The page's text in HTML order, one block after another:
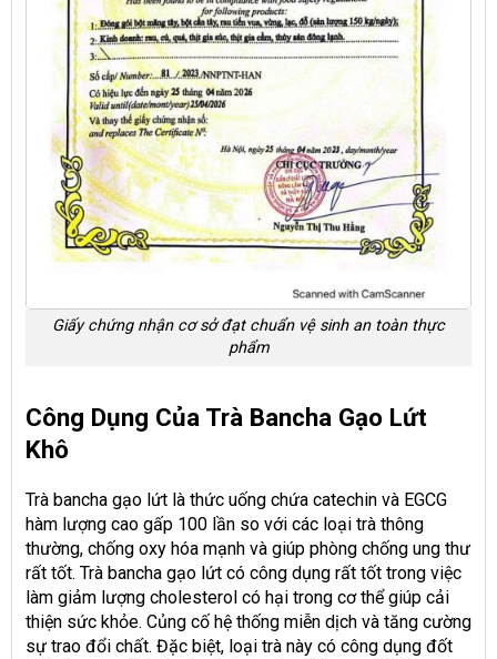
Giấy chứng nhận cơ sở đạt chuẩn vệ sinh an toàn thực
phẩm
Công Dụng Của Trà Bancha Gạo Lứt
Khô
Trà bancha gạo lứt là thức uống chứa catechin và EGCG
hàm lượng cao gấp 100 lần so với các loại trà thông
thường, chống oxy hóa mạnh và giúp phòng chống ung thư
rất tốt. Trà bancha gạo lứt có công dụng rất tốt trong việc
làm giảm lượng cholesterol có hại trong cơ thể giúp cải
thiện sức khỏe. Củng cố hệ thống miễn dịch và tăng cường
sự trao đổi chất. Đặc biệt, loại trà này có công dụng đốt